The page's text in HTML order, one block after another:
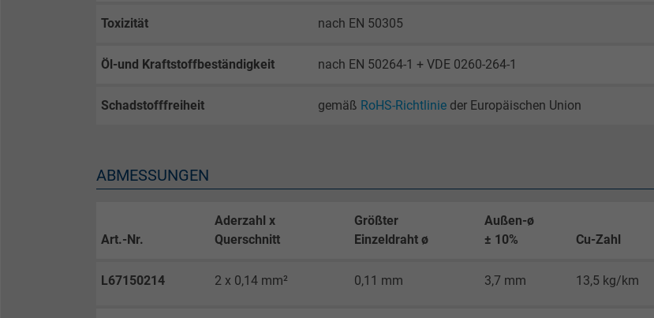
Besucher die Website nutzt.
Anbieter Google LLC
Cookie von Google für Website-Analysen.
Besucher die Website nutzt.
Name _gat_UA-4852692-1, Google Analytics
Toxizität nach EN 50305
Öl-und Kraftstoffbeständigkeit nach EN 50264-1 + VDE 0260-264-1
Schadstofffreiheit gemäß RoHS-Richtlinie der Europäischen Union
ABMESSUNGEN
Art.-Nr.
Aderzahl x
Querschnitt
Größter
Einzeldraht ø
Außen-ø
± 10%
Cu-Zahl
L67150214 2 x 0,14 mm² 0,11 mm 3,7 mm 13,5 kg/km